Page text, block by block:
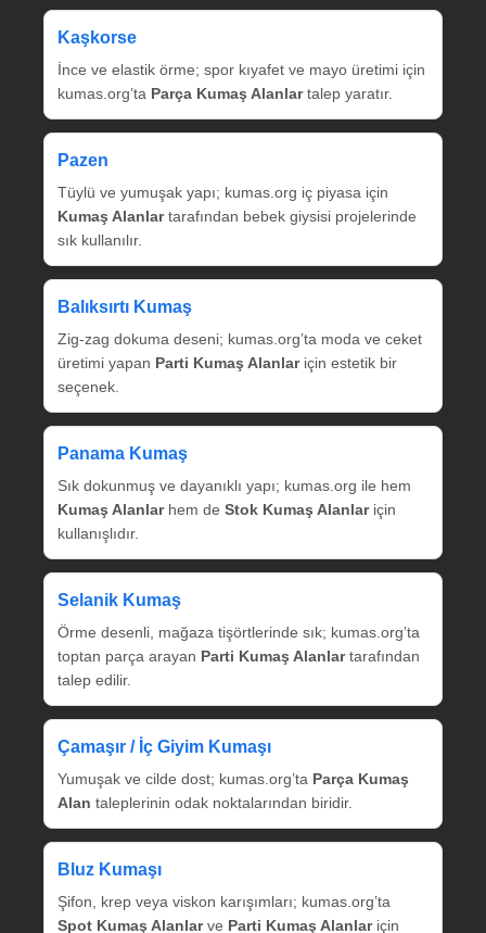
Kaşkorse
İnce ve elastik örme; spor kıyafet ve mayo üretimi için
kumas.org’ta Parça Kumaş Alanlartalep yaratır.
Pazen
Tüylü ve yumuşak yapı; kumas.org iç piyasa için
Kumaş Alanlartarafından bebek giysisi projelerinde
sık kullanılır.
Balıksırtı Kumaş
Zig‑zag dokuma deseni; kumas.org’ta moda ve ceket
üretimi yapan Parti Kumaş Alanlariçin estetik bir
seçenek.
Panama Kumaş
Sık dokunmuş ve dayanıklı yapı; kumas.org ile hem
Kumaş Alanlarhem de Stok Kumaş Alanlariçin
kullanışlıdır.
Selanik Kumaş
Örme desenli, mağaza tişörtlerinde sık; kumas.org’ta
toptan parça arayan Parti Kumaş Alanlartarafından
talep edilir.
Çamaşır / İç Giyim Kumaşı
Yumuşak ve cilde dost; kumas.org’ta Parça Kumaş
Alan taleplerinin odak noktalarından biridir.
Bluz Kumaşı
Şifon, krep veya viskon karışımları; kumas.org’ta
Spot Kumaş Alanlarve Parti Kumaş Alanlariçin